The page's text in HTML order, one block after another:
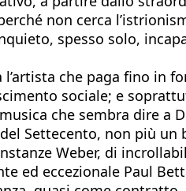
non cerca
spesso solo,
che paga fino in
sociale; e
che sembra dire a
Settecento, non più
Weber, di
ed eccezionale Paul